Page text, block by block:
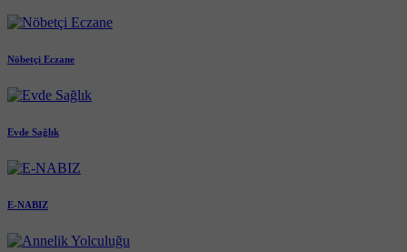
Nöbetçi Eczane
Evde Sağlık
E-NABIZ